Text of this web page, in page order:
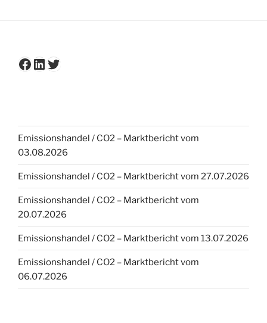
Facebook
LinkedIn
Twitter
Emissionshandel / CO2 – Marktbericht vom
03.08.2026
Emissionshandel / CO2 – Marktbericht vom 27.07.2026
Emissionshandel / CO2 – Marktbericht vom
20.07.2026
Emissionshandel / CO2 – Marktbericht vom 13.07.2026
Emissionshandel / CO2 – Marktbericht vom
06.07.2026